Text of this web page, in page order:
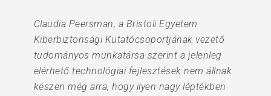
Claudia Peersman, a Bristoli Egyetem
Kiberbiztonsági Kutatócsoportjának vezető
tudományos munkatársa szerint a jelenleg
elérhető technológiai fejlesztések nem állnak
készen még arra, hogy ilyen nagy léptékben